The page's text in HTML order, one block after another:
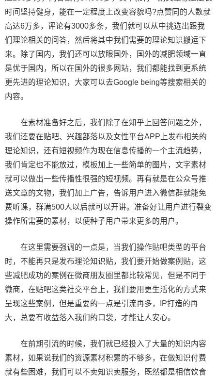
时间坚持健身，能在一定程度上改变容貌吗?点赞同的人数就
高达6万多，评论有3000多条，我们就可以从中挑选出跟我
们理论相关的问答，然后将其中我们需要的理论知识搬运下
来。除了国内，我们还可以放眼国外，国外的减肥领域一直
是优于国内，所以在国外的很多网站，我们都能找到更系统
更先进的理论知识，大家可以去Google being等搜索相关的
内容。
在素材准备好之后，我们除了在知乎上回答问题之外，
我们还要在贴吧、兴趣部落以及女性平台APP上发布相关的
理论知识，还有短视频作为现在信息传播的一个主流趋势，
我们肯定也不能放过，模板加上一些简单的图片，文字素材
就可以做出一些传播性很强的短视频。再有就是在公众号推
送文章的文物，我们加上广告，告诉用户进入微信群就能免
费听课，群满500人以后就可以开讲。准备好让用户进行裂变
操作所需要的素材，以便种子用户带来更多的用户。
在这里需要强调的一点是，当我们操作贴吧类型的平台
时，不能再只是发布理论知识贴，我们要开始做案例贴，这
些减肥成功的案例在微商朋友圈里都比较常见，但是不同于
微商，在贴吧这类社交平台上，我们要用更生活化的方式来
呈现这些案例，但是重要的一点是引流再多，IP打造的再
大，总要有收益落入我们的口袋，才能让人安心。
在前期引流的时候，我们就已经投入了大量的知识内容
素材，如果说我们的资源素材积累的不够多，在做知识付费
就有些困难，我们可以不卖知识卖服务，既然都是相信饮食